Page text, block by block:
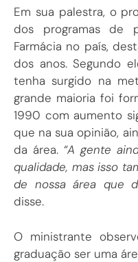
Em sua palestra, o
dos programas de
Farmácia no país,
dos anos. Segundo
tenha surgido na
grande maioria foi
1990 com aumento
que na sua opinião,
da área. “A gente
qualidade, mas isso
de nossa área que
disse.
O ministrante
graduação ser uma